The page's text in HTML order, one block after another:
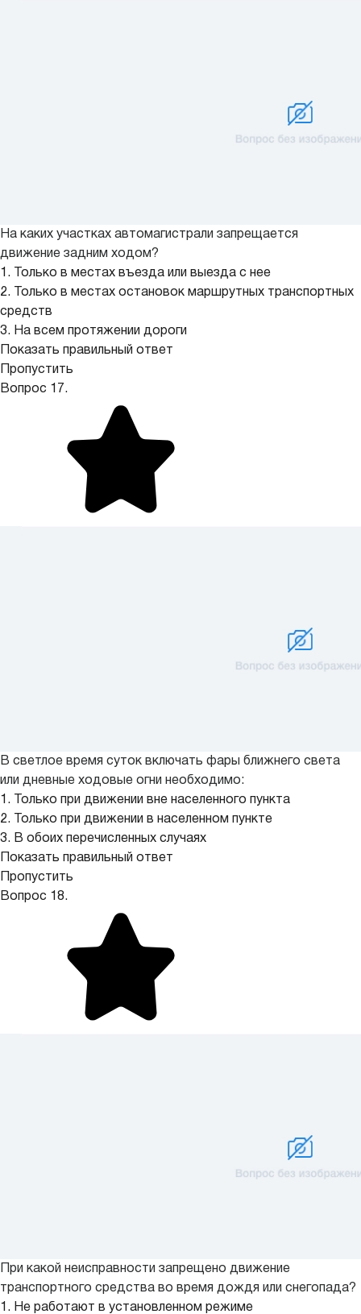
На каких участках автомагистрали запрещается
движение задним ходом?
1. Только в местах въезда или выезда с нее
2. Только в местах остановок маршрутных транспортных
средств
3. На всем протяжении дороги
Показать правильный ответ
Пропустить
Вопрос 17.
В светлое время суток включать фары ближнего света
или дневные ходовые огни необходимо:
1. Только при движении вне населенного пункта
2. Только при движении в населенном пункте
3. В обоих перечисленных случаях
Показать правильный ответ
Пропустить
Вопрос 18.
При какой неисправности запрещено движение
транспортного средства во время дождя или снегопада?
1. Не работают в установленном режиме